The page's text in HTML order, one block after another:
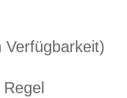
Verfügbarkeit)